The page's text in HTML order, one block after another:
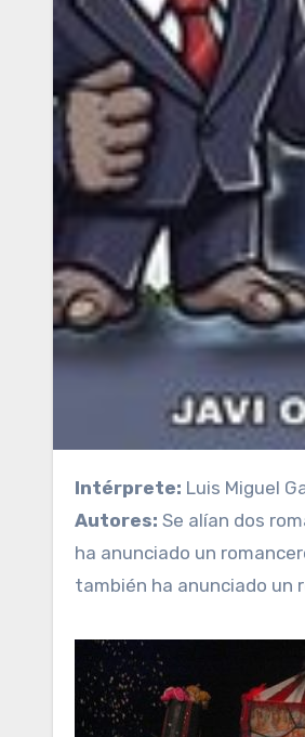
Intérprete: Luis Miguel
Autores: Se alían dos
ha anunciado un
también ha anunciado un